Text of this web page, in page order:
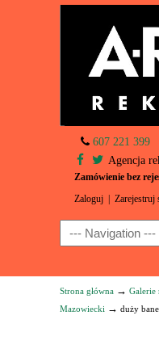
607 221 399
Agencja
Zamówienie bez
Zaloguj Zarejestruj
Navigation
Strona główna → Galerie
Mazowiecki → duży